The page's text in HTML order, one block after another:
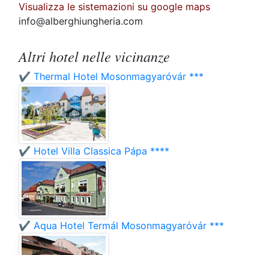
Visualizza le sistemazioni su google maps
info@alberghiungheria.com
Altri hotel nelle vicinanze
✔️ Thermal Hotel Mosonmagyaróvár ***
✔️ Hotel Villa Classica Pápa ****
✔️ Aqua Hotel Termál Mosonmagyaróvár ***